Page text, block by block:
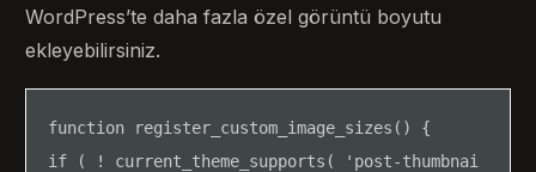
WordPress’te daha fazla özel görüntü boyutu
ekleyebilirsiniz.
function register_custom_image_sizes() {
if ( ! current_theme_supports( 'post-thumbnai